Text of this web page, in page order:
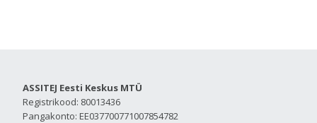
ASSITEJ Eesti Keskus MTÜ
Registrikood: 80013436
Pangakonto: EE037700771007854782